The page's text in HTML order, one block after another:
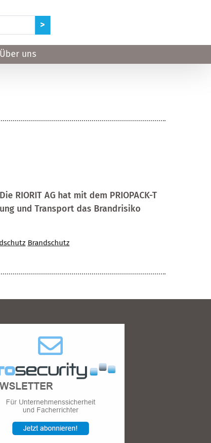
Über uns
RIORIT AG hat mit dem PRIOPACK-T
und Transport das Brandrisiko
Brandschutz